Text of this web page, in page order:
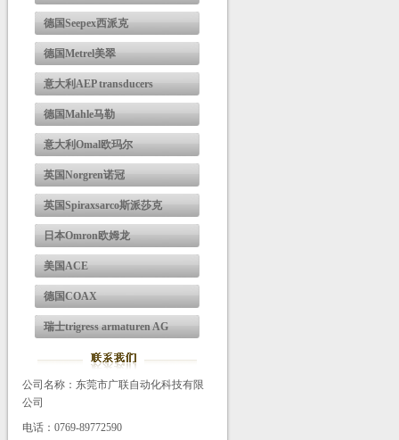
德国Seepex西派克
德国Metrel美翠
意大利AEP transducers
德国Mahle马勒
意大利Omal欧玛尔
英国Norgren诺冠
英国Spiraxsarco斯派莎克
日本Omron欧姆龙
美国ACE
德国COAX
瑞士trigress armaturen AG
公司名称：东莞市广联自动化科技有限
公司
电话：0769-89772590